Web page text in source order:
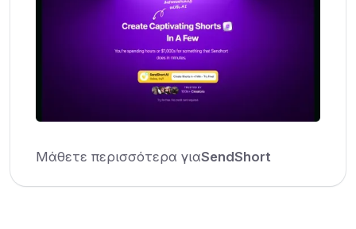
Μάθετε περισσότερα γιαSendShort